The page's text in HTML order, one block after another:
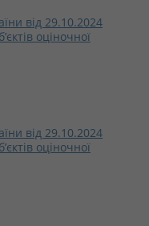
від 29.10.2024
оціночної
від 29.10.2024
оціночної